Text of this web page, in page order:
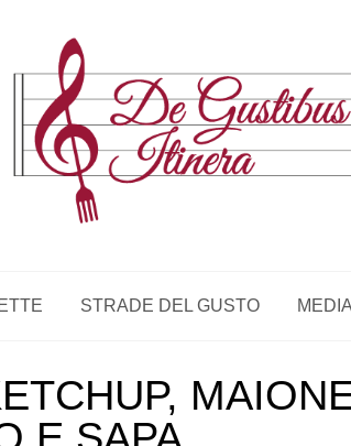
STRADE DEL GUSTO MEDIA